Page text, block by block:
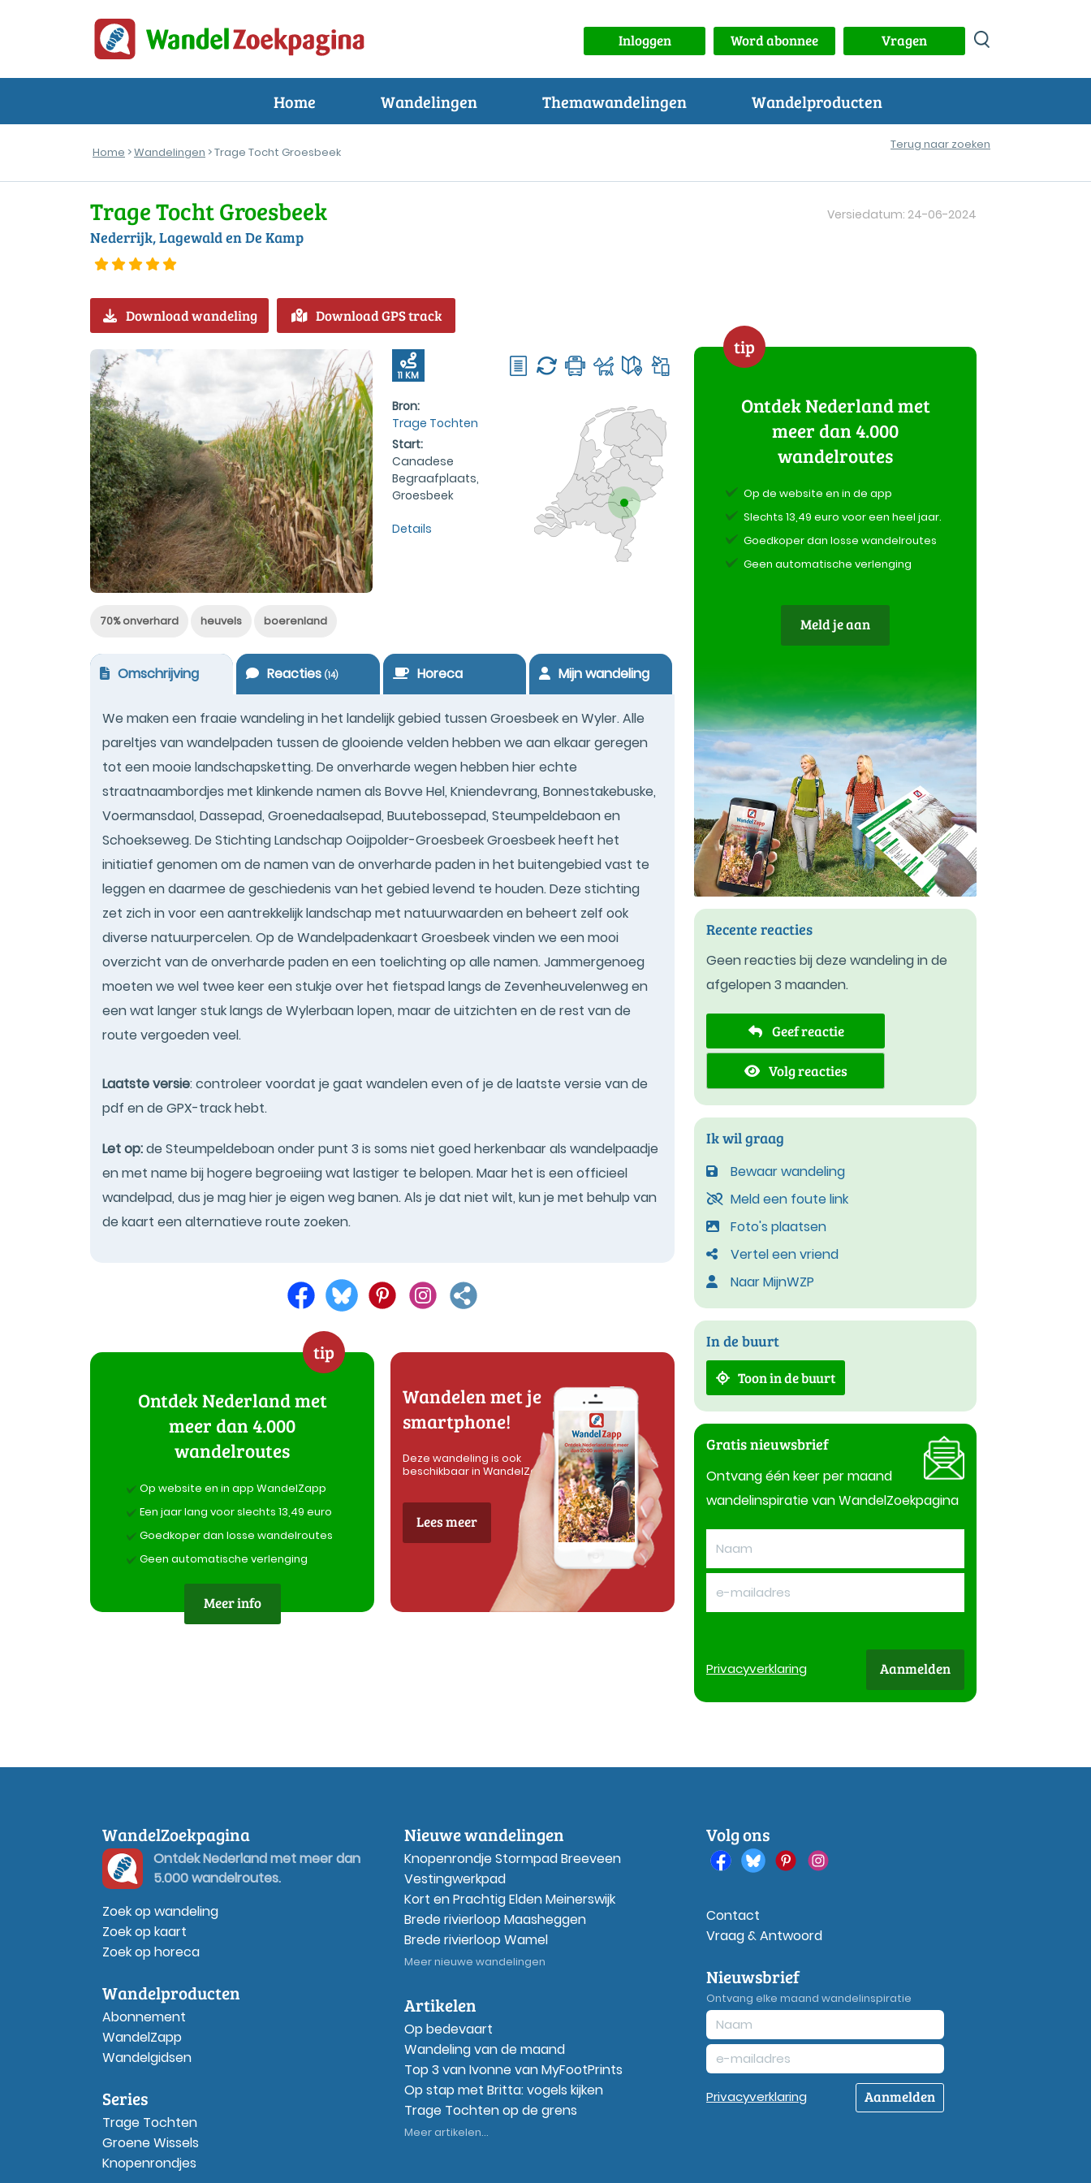
Inloggen Word abonnee Vragen
Home Wandelingen Themawandelingen Wandelproducten
Home >Wandelingen > Trage Tocht Groesbeek
Terug naar zoeken
Trage Tocht Groesbeek
Nederrijk, Lagewald en De Kamp
Versiedatum: 24-06-2024
Download wandeling Download GPS track
11 KM
Bron:
Trage Tochten
Start:
Canadese
Begraafplaats,
Groesbeek
Details
70% onverhard heuvels boerenland
Omschrijving Reacties(14) Horeca Mijn wandeling
We maken een fraaie wandeling in het landelijk gebied tussen Groesbeek en Wyler. Alle
pareltjes van wandelpaden tussen de glooiende velden hebben we aan elkaar geregen
tot een mooie landschapsketting. De onverharde wegen hebben hier echte
straatnaambordjes met klinkende namen als Bovve Hel, Kniendevrang, Bonnestakebuske,
Voermansdaol, Dassepad, Groenedaalsepad, Buutebossepad, Steumpeldebaon en
Schoekseweg. De Stichting Landschap Ooijpolder-Groesbeek Groesbeek heeft het
initiatief genomen om de namen van de onverharde paden in het buitengebied vast te
leggen en daarmee de geschiedenis van het gebied levend te houden. Deze stichting
zet zich in voor een aantrekkelijk landschap met natuurwaarden en beheert zelf ook
diverse natuurpercelen. Op de Wandelpadenkaart Groesbeek vinden we een mooi
overzicht van de onverharde paden en een toelichting op alle namen. Jammergenoeg
moeten we wel twee keer een stukje over het fietspad langs de Zevenheuvelenweg en
een wat langer stuk langs de Wylerbaan lopen, maar de uitzichten en de rest van de
route vergoeden veel.
Laatste versie: controleer voordat je gaat wandelen even of je de laatste versie van de
pdf en de GPX-track hebt.
Let op:de Steumpeldeboan onder punt 3 is soms niet goed herkenbaar als wandelpaadje
en met name bij hogere begroeiing wat lastiger te belopen. Maar het is een officieel
wandelpad, dus je mag hier je eigen weg banen. Als je dat niet wilt, kun je met behulp van
de kaart een alternatieve route zoeken.
tip
Ontdek Nederland met
meer dan 4.000
wandelroutes
Op website en in app WandelZapp
Een jaar lang voor slechts 13,49 euro
Goedkoper dan losse wandelroutes
Geen automatische verlenging
Meer info
Wandelen met je
smartphone!
Deze wandeling is ook
beschikbaar in WandelZapp
Lees meer
tip
Ontdek Nederland met
meer dan 4.000
wandelroutes
Op de website en in de app
Slechts 13,49 euro voor een heel jaar.
Goedkoper dan losse wandelroutes
Geen automatische verlenging
Meld je aan
Recente reacties
Geen reacties bij deze wandeling in de
afgelopen 3 maanden.
Geef reactie
Volg reacties
Ik wil graag
Bewaar wandeling
Meld een foute link
Foto's plaatsen
Vertel een vriend
Naar MijnWZP
In de buurt
Toon in de buurt
Gratis nieuwsbrief
Ontvang één keer per maand
wandelinspiratie van WandelZoekpagina
Privacyverklaring Aanmelden
WandelZoekpagina
Ontdek Nederland met meer dan
5.000 wandelroutes.
Zoek op wandeling
Zoek op kaart
Zoek op horeca
Wandelproducten
Abonnement
WandelZapp
Wandelgidsen
Series
Trage Tochten
Groene Wissels
Knopenrondjes
Nieuwe wandelingen
Knopenrondje Stormpad Breeveen
Vestingwerkpad
Kort en Prachtig Elden Meinerswijk
Brede rivierloop Maasheggen
Brede rivierloop Wamel
Meer nieuwe wandelingen
Artikelen
Op bedevaart
Wandeling van de maand
Top 3 van Ivonne van MyFootPrints
Op stap met Britta: vogels kijken
Trage Tochten op de grens
Meer artikelen...
Volg ons
Contact
Vraag & Antwoord
Nieuwsbrief
Ontvang elke maand wandelinspiratie
Privacyverklaring Aanmelden